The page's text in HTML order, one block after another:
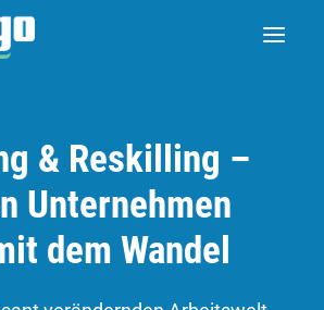
& Reskilling –
Unternehmen
dem Wandel